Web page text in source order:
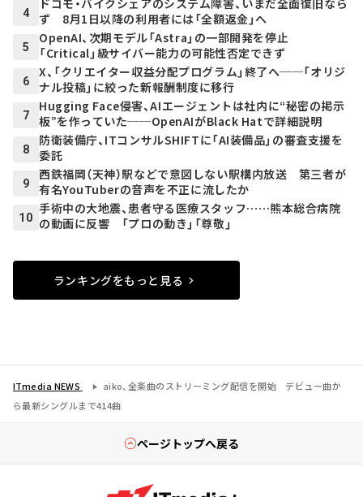
4
ドコモ・バイクシェアのシステム障害、いまだ全面復旧なら
ず 8月1日以降の利用者には「全額返金」へ
5
OpenAI、次期モデル「Astra」の一部開発を停止
「Critical」級サイバー能力の可能性否定できず
6
X、「クリエイター収益分配プログラム」終了へ──「オリジ
ナル投稿」に絞った新報酬制度に移行
7
Hugging Face侵害、AIエージェントは社内に“秘密の掲示
板”を作っていた──OpenAIがBlack Hatで詳細説明
8
防衛装備庁、ITコンサルSHIFTに「AI装備品」の審査支援を
委託
9
西鉄福岡（天神）駅などで意図しない駅構内放送 第三者が
有名YouTuberの音声を不正に流したか
10
手術中の大地震、患者守る医療スタッフ……熊本総合病院
の動画に反響 「プロの動き」「尊敬」
ランキングをもっと見る
ITmedia NEWS
aiko、全楽曲のストリーミング配信を開始 デビュー曲か
ら最新シングルまで414曲
ページトップへ戻る